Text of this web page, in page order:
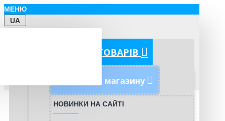
МЕНЮ
UA
КАТЕГОРІЇ ТОВАРІВ
Новинки магазину
НОВИНКИ НА САЙТІ